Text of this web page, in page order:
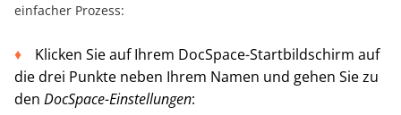
einfacher Prozess:
Klicken Sie auf Ihrem DocSpace-Startbildschirm auf
die drei Punkte neben Ihrem Namen und gehen Sie zu
den DocSpace-Einstellungen: